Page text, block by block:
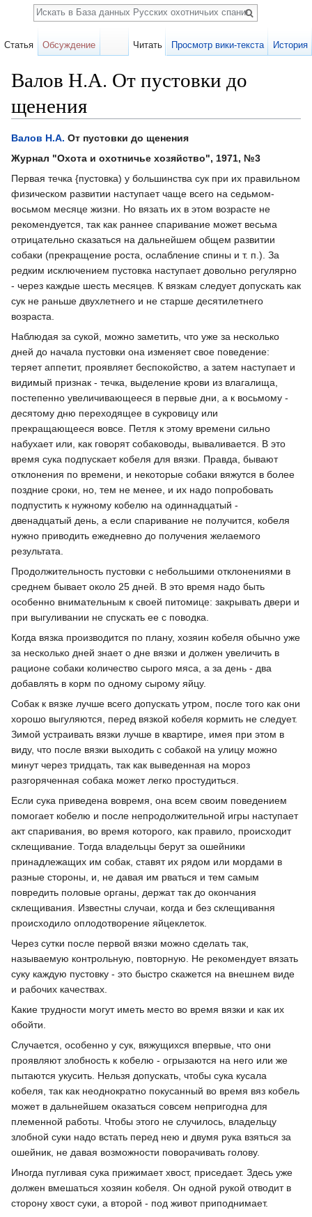
Валов Н.А. От пустовки до
щенения
Валов Н.А. От пустовки до щенения
Журнал "Охота и охотничье хозяйство", 1971, №3
Первая течка {пустовка) у большинства сук при их правильном
физическом развитии наступает чаще всего на седьмом-
восьмом месяце жизни. Но вязать их в этом возрасте не
рекомендуется, так как раннее спаривание может весьма
отрицательно сказаться на дальнейшем общем развитии
собаки (прекращение роста, ослабление спины и т. п.). За
редким исключением пустовка наступает довольно регулярно
- через каждые шесть месяцев. К вязкам следует допускать как
сук не раньше двухлетнего и не старше десятилетнего
возраста.
Наблюдая за сукой, можно заметить, что уже за несколько
дней до начала пустовки она изменяет свое поведение:
теряет аппетит, проявляет беспокойство, а затем наступает и
видимый признак - течка, выделение крови из влагалища,
постепенно увеличивающееся в первые дни, а к восьмому -
десятому дню переходящее в сукровицу или
прекращающееся вовсе. Петля к этому времени сильно
набухает или, как говорят собаководы, вываливается. В это
время сука подпускает кобеля для вязки. Правда, бывают
отклонения по времени, и некоторые собаки вяжутся в более
поздние сроки, но, тем не менее, и их надо попробовать
подпустить к нужному кобелю на одиннадцатый -
двенадцатый день, а если спаривание не получится, кобеля
нужно приводить ежедневно до получения желаемого
результата.
Продолжительность пустовки с небольшими отклонениями в
среднем бывает около 25 дней. В это время надо быть
особенно внимательным к своей питомице: закрывать двери и
при выгуливании не спускать ее с поводка.
Когда вязка производится по плану, хозяин кобеля обычно уже
за несколько дней знает о дне вязки и должен увеличить в
рационе собаки количество сырого мяса, а за день - два
добавлять в корм по одному сырому яйцу.
Собак к вязке лучше всего допускать утром, после того как они
хорошо выгуляются, перед вязкой кобеля кормить не следует.
Зимой устраивать вязки лучше в квартире, имея при этом в
виду, что после вязки выходить с собакой на улицу можно
минут через тридцать, так как выведенная на мороз
разгоряченная собака может легко простудиться.
Если сука приведена вовремя, она всем своим поведением
помогает кобелю и после непродолжительной игры наступает
акт спаривания, во время которого, как правило, происходит
склещивание. Тогда владельцы берут за ошейники
принадлежащих им собак, ставят их рядом или мордами в
разные стороны, и, не давая им рваться и тем самым
повредить половые органы, держат так до окончания
склещивания. Известны случаи, когда и без склещивання
происходило оплодотворение яйцеклеток.
Через сутки после первой вязки можно сделать так,
называемую контрольную, повторную. Не рекомендует вязать
суку каждую пустовку - это быстро скажется на внешнем виде
и рабочих качествах.
Какие трудности могут иметь место во время вязки и как их
обойти.
Случается, особенно у сук, вяжущихся впервые, что они
проявляют злобность к кобелю - огрызаются на него или же
пытаются укусить. Нельзя допускать, чтобы сука кусала
кобеля, так как неоднократно покусанный во время вяз кобель
может в дальнейшем оказаться совсем непригодна для
племенной работы. Чтобы этого не случилось, владельцу
злобной суки надо встать перед нею и двумя рука взяться за
ошейник, не давая возможности поворачивать голову.
Иногда пугливая сука прижимает хвост, приседает. Здесь уже
должен вмешаться хозяин кобеля. Он одной рукой отводит в
сторону хвост суки, а второй - под живот приподнимает.
Статья Обсуждение Читать Просмотр вики-текста История
Поиск